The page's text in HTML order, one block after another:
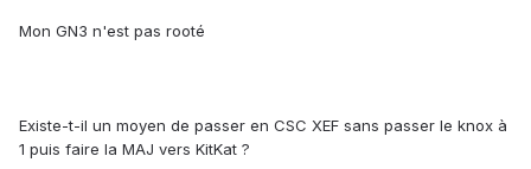
Mon GN3 n'est pas rooté
Existe-t-il un moyen de passer en CSC XEF sans passer le knox à
1 puis faire la MAJ vers KitKat ?